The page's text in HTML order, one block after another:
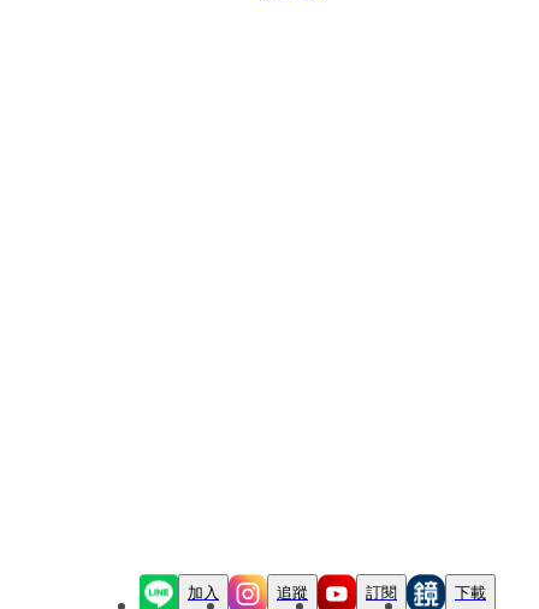
加入 追蹤 訂閱 下載